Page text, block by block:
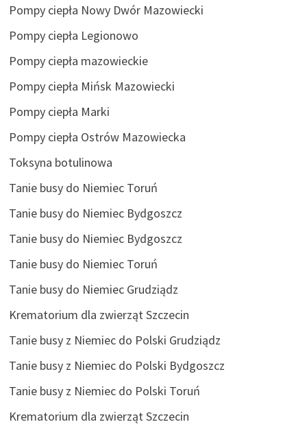
Pompy ciepła Nowy Dwór Mazowiecki
Pompy ciepła Legionowo
Pompy ciepła mazowieckie
Pompy ciepła Mińsk Mazowiecki
Pompy ciepła Marki
Pompy ciepła Ostrów Mazowiecka
Toksyna botulinowa
Tanie busy do Niemiec Toruń
Tanie busy do Niemiec Bydgoszcz
Tanie busy do Niemiec Bydgoszcz
Tanie busy do Niemiec Toruń
Tanie busy do Niemiec Grudziądz
Krematorium dla zwierząt Szczecin
Tanie busy z Niemiec do Polski Grudziądz
Tanie busy z Niemiec do Polski Bydgoszcz
Tanie busy z Niemiec do Polski Toruń
Krematorium dla zwierząt Szczecin